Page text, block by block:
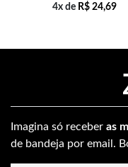
4x de R$ 24,69
Imagina só receber as
de bandeja por email.